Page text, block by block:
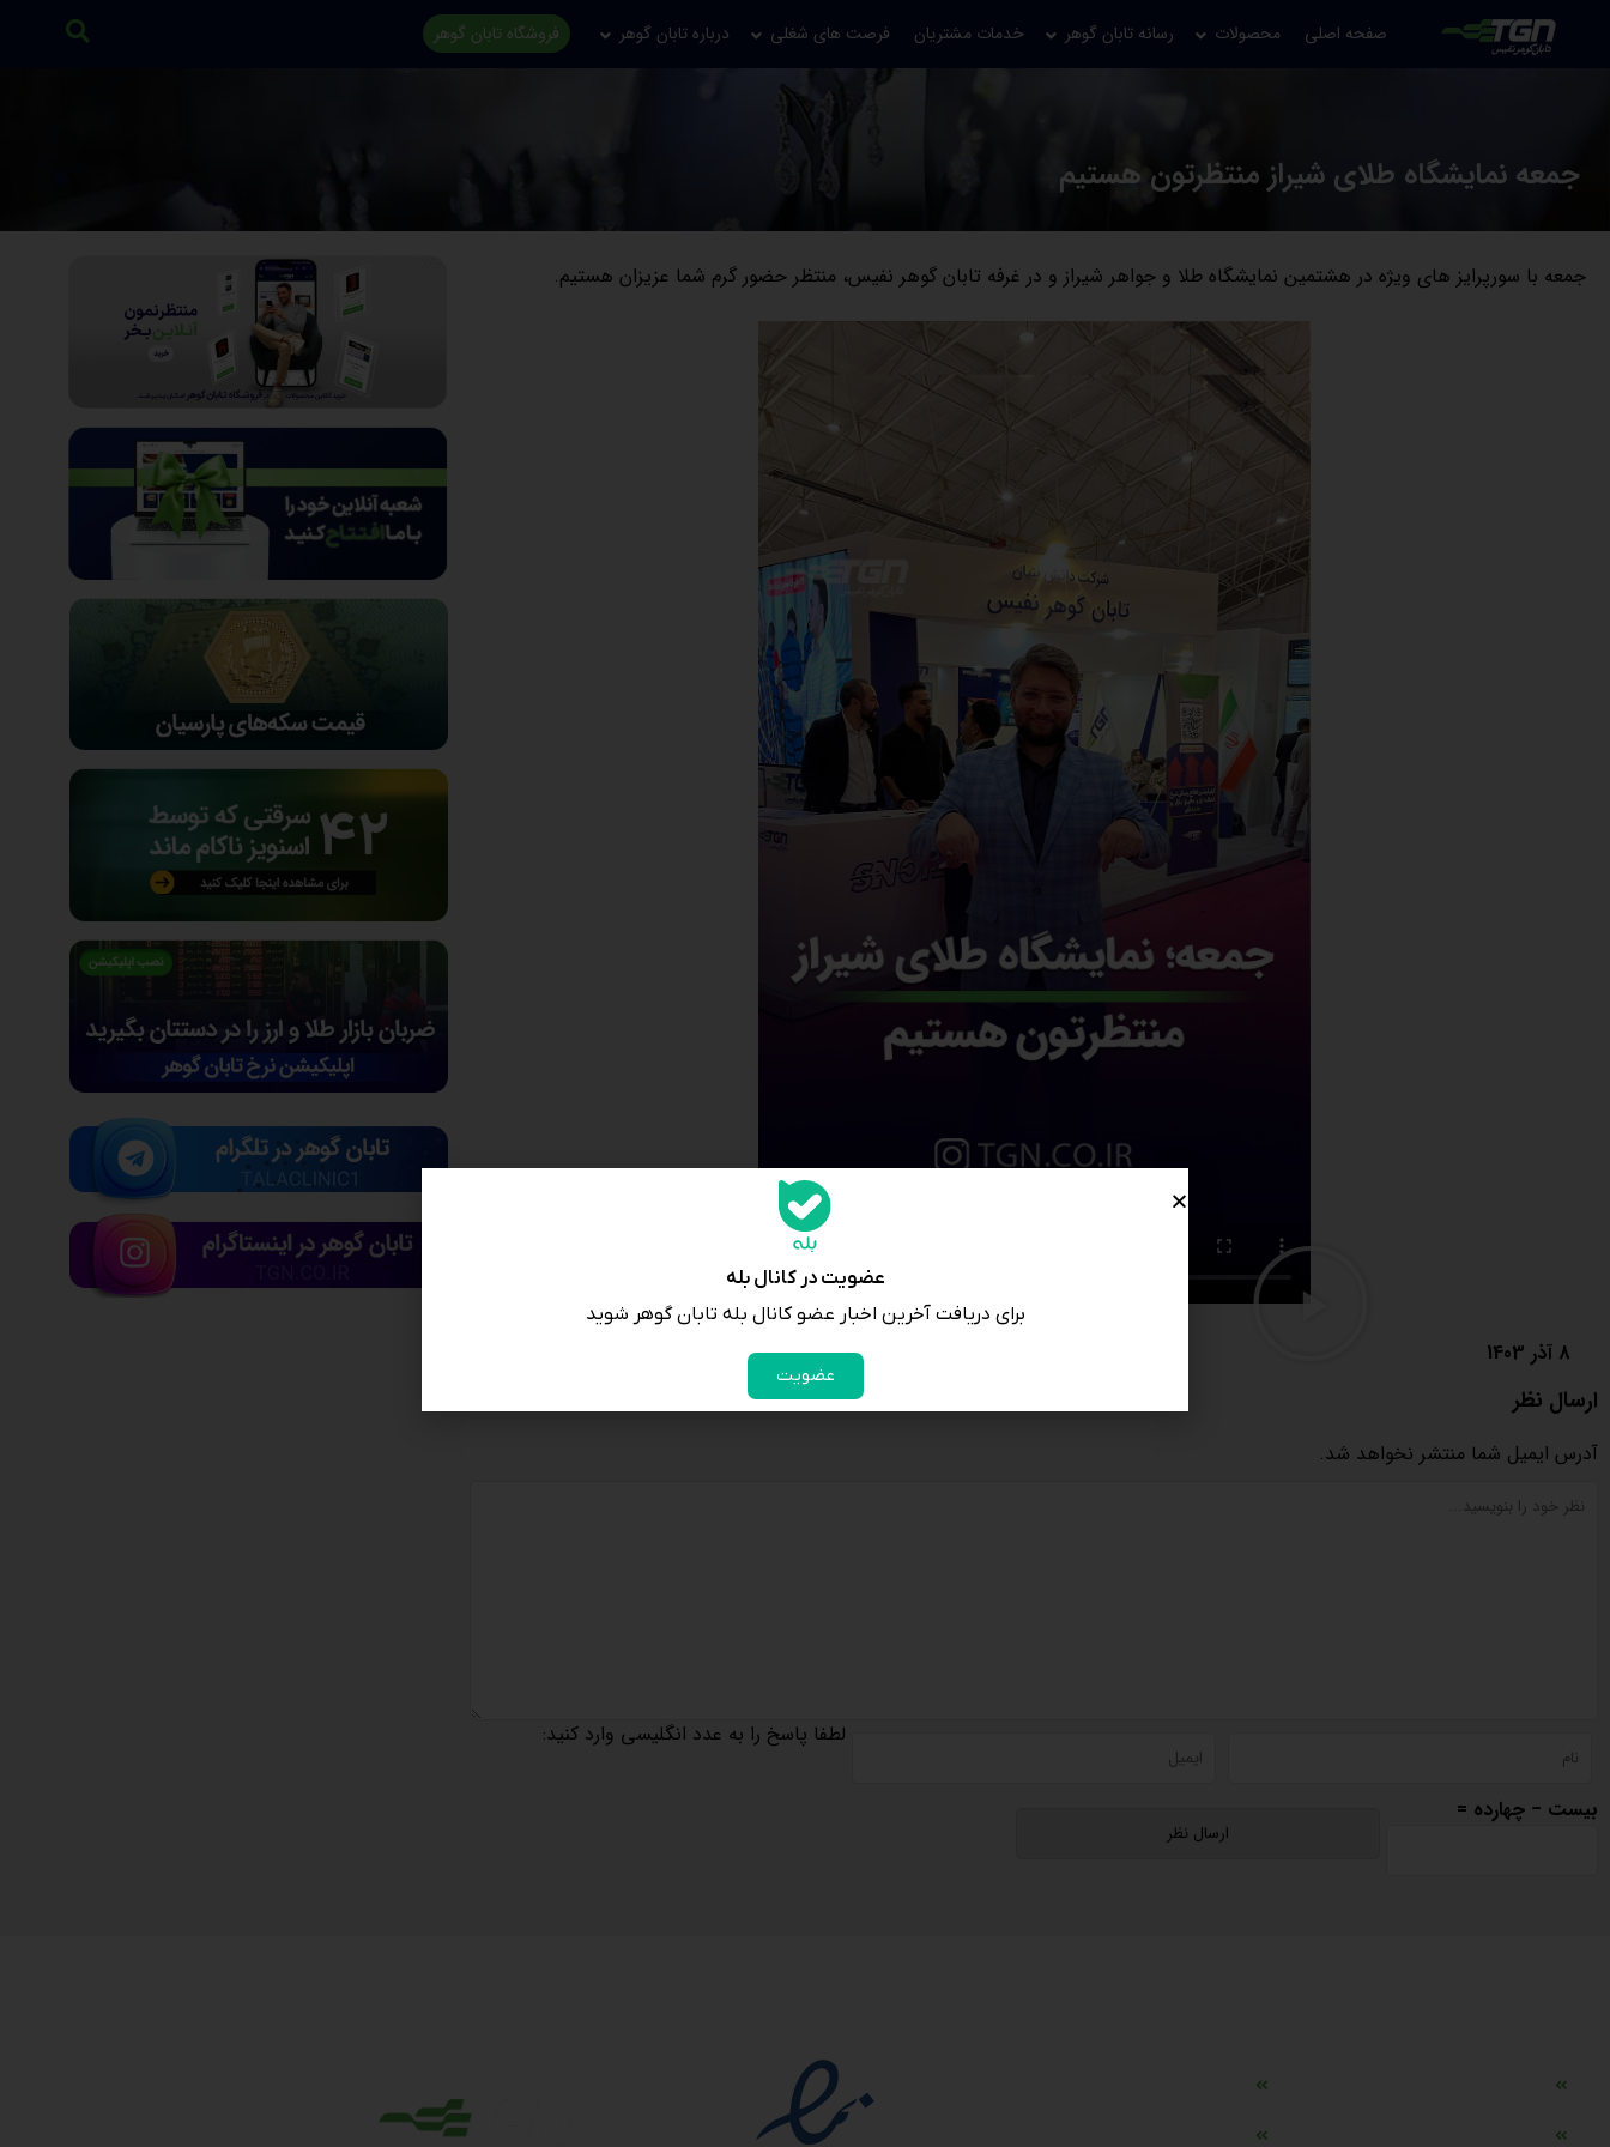
صفحه اصلی محصولات رسانه تابان گوهر خدمات مشتریان فرصت های شغلی درباره تابان گوهر فروشگاه تابان گوهر
جمعه نمایشگاه طلای شیراز منتظرتون هستیم
جمعه با سورپرایز های ویژه در هشتمین نمایشگاه طلا و جواهر شیراز و در غرفه تابان گوهر نفیس، منتظر حضور گرم شما عزیزان هستیم.
8 آذر 1403
ارسال نظر
آدرس ایمیل شما منتشر نخواهد شد.
لطفا پاسخ را به عدد انگلیسی وارد کنید:
بیست − چهارده =
عضویت در کانال بله
برای دریافت آخرین اخبار عضو کانال بله تابان گوهر شوید
عضویت